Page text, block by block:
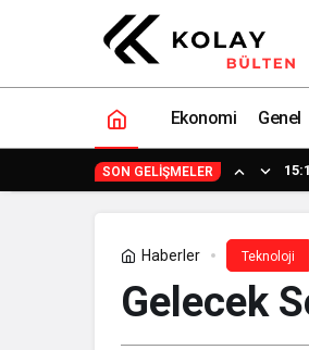
Ekonomi Genel
SON GELIŞMELER
Haberler Teknoloji
Gelecek
Gelecek